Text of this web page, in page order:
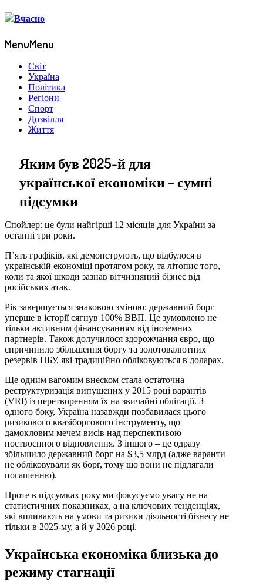
MenuMenu
Світ
Україна
Політика
Регіони
Спорт
Дозвілля
Життя
Яким був 2025-й для
української економіки – сумні
підсумки
Спойлер: це були найгірші 12 місяців для України за
останні три роки.
П’ять графіків, які демонструють, що відбулося в
українській економіці протягом року, та літопис того,
коли та якої шкоди зазнав вітчизняний бізнес від
російських атак.
Рік завершується знаковою зміною: державний борг
уперше в історії сягнув 100% ВВП. Це зумовлено не
тільки активним фінансуванням від іноземних
партнерів. Також долучилося здорожчання євро, що
спричинило збільшення боргу та золотовалютних
резервів НБУ, які традиційно обліковуються в доларах.
Ще одним вагомим внеском стала остаточна
реструктуризація випущених у 2015 році варантів
(VRI) із перетворенням їх на звичайні облігації. З
одного боку, Україна назавжди позбавилася цього
ризикового квазіборгового інструменту, що
дамокловим мечем висів над перспективою
поствоєнного відновлення. З іншого – це одразу
збільшило державний борг на $3,5 млрд (адже варанти
не обліковували як борг, тому що вони не підлягали
погашенню).
Проте в підсумках року ми фокусуємо увагу не на
статистичних показниках, а на ключових тенденціях,
які впливають на умови та ризики діяльності бізнесу не
тільки в 2025-му, а й у 2026 році.
Українська економіка близька до
режиму стагнації